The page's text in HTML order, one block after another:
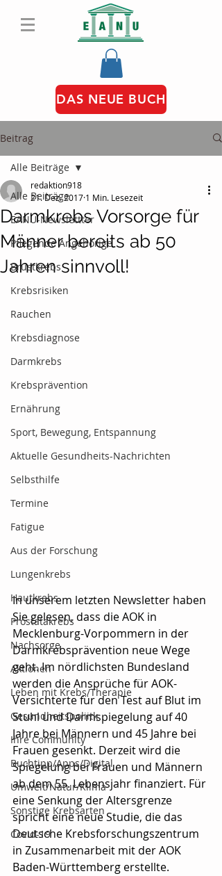
DAS NEUE BUCH
Beitrag
Alle Beiträge
EANU-Newslettter
Pflegende Angehörige
Brustkrebs
Krebsrisiken
Rauchen
Krebsdiagnose
Darmkrebs
Krebsprävention
Ernährung
Sport, Bewegung, Entspannung
Aktuelle Gesundheits-Nachrichten
Selbsthilfe
Termine
Fatigue
Aus der Forschung
Lungenkrebs
Hautkrebs
Prostatakrebs
Nachsorge
Aktionen
Leben mit Krebs/Therapie
Gesundheitspoliitk
Ihre Community
Buchtipp/Apps/Digital
Umwelt/Natur/Klima
Sonstige Krebsarten
Covid-19
Alle Beiträge
Darmkrebs Vorsorge für
Männer bereits ab 50
Jahren sinnvoll!
redaktion918
21. Dez. 2017 1 Min. Lesezeit
In unserem letzten Newsletter haben
Sie gelesen, dass die AOK in
Mecklenburg-Vorpommern in der
Darmkrebsprävention neue Wege
geht. Im nördlichsten Bundesland
werden die Ansprüche für AOK-
Versichterte für den Test auf Blut im
Stuhl und Darmspiegelung auf 40
Jahre bei Männern und 45 Jahre bei
Frauen gesenkt. Derzeit wird die
Spiegelung bei Frauen und Männern
ab dem 55. Lebensjahr finanziert. Für
eine Senkung der Altersgrenze
spricht eine neue Studie, die das
Deutsche Krebsforschungszentrum
in Zusammenarbeit mit der AOK
Baden-Württemberg erstellte.